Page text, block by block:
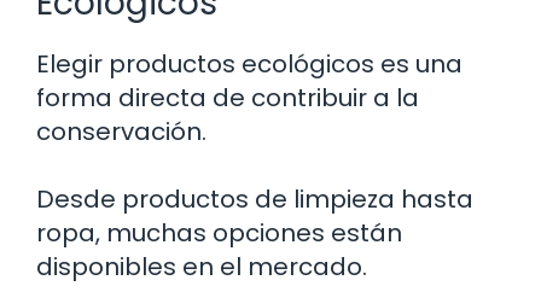
Elegir productos ecológicos es una
forma directa de contribuir a la
conservación.
Desde productos de limpieza hasta
ropa, muchas opciones están
disponibles en el mercado.